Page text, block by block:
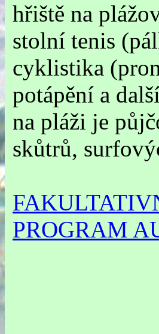
hřiště na
stolní tenis
cyklistika
potápění a
na pláži je
skůtrů,
PROGRAM